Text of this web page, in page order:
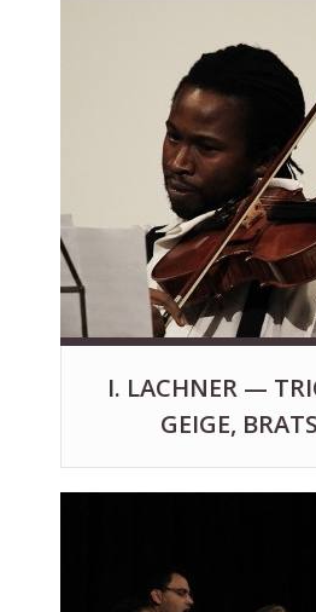
I. LACHNER —
GEIGE,